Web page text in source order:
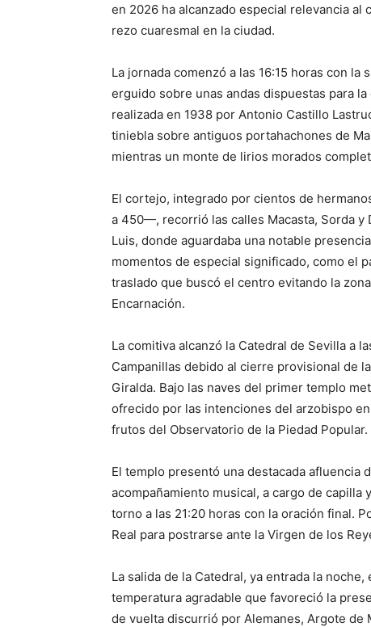
en 2026 ha alcanzado especial relevancia
rezo cuaresmal en la ciudad.
La jornada comenzó a las 16:15 horas con
erguido sobre unas andas dispuestas para
realizada en 1938 por Antonio Castillo
tiniebla sobre antiguos portahachones de
mientras un monte de lirios morados
El cortejo, integrado por cientos de
a 450—, recorrió las calles Macasta, Sorda y
Luis, donde aguardaba una notable
momentos de especial significado, como el
traslado que buscó el centro evitando la
Encarnación.
La comitiva alcanzó la Catedral de Sevilla a
Campanillas debido al cierre provisional de
Giralda. Bajo las naves del primer templo
ofrecido por las intenciones del arzobispo
frutos del Observatorio de la Piedad Popular.
El templo presentó una destacada afluencia
acompañamiento musical, a cargo de
torno a las 21:20 horas con la oración final.
Real para postrarse ante la Virgen de los
La salida de la Catedral, ya entrada la
temperatura agradable que favoreció la
de vuelta discurrió por Alemanes, Argote de